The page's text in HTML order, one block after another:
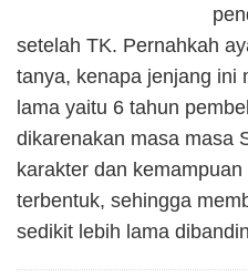
setelah TK. Pernahkah
tanya, kenapa jenjang ini
lama yaitu 6 tahun
dikarenakan masa masa
karakter dan
terbentuk, sehingga
sedikit lebih lama